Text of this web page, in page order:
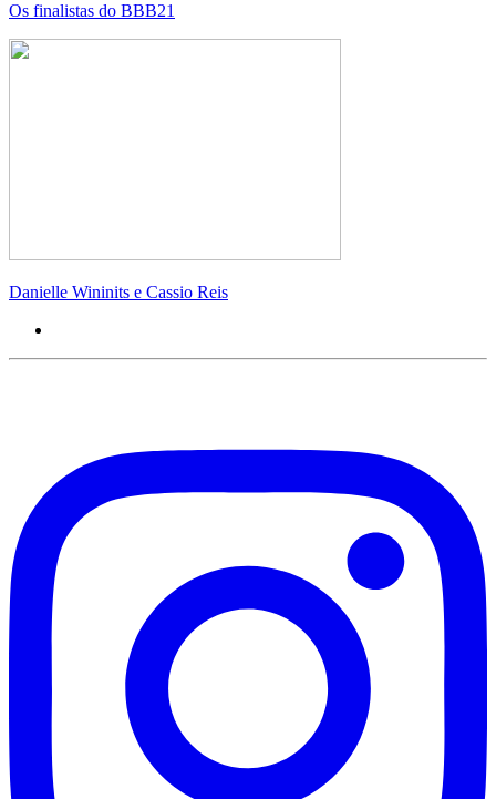
Os finalistas do BBB21
Danielle Wininits e Cassio Reis